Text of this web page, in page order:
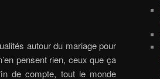
autour du mariage pour
pensent rien, ceux que ça
de compte, tout le monde